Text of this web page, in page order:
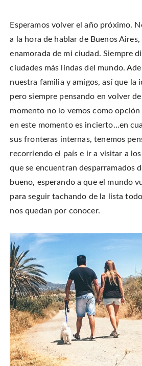
Esperamos volver el año próximo.
a la hora de hablar de Buenos
enamorada de mi ciudad. Siempre
ciudades más lindas del mundo.
nuestra familia y amigos, así que la
pero siempre pensando en volver
momento no lo vemos como
en este momento es incierto…en
sus fronteras internas, tenemos
recorriendo el país e ir a visitar a
que se encuentran desparramados
bueno, esperando a que el mundo
para seguir tachando de la lista
nos quedan por conocer.